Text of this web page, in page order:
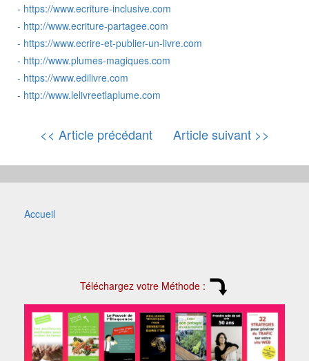
- https://www.ecriture-inclusive.com
- http://www.ecriture-partagee.com
- https://www.ecrire-et-publier-un-livre.com
- http://www.plumes-magiques.com
- https://www.edilivre.com
- http://www.lelivreetlaplume.com
<< Article précédant Article suivant >>
Accueil
Téléchargez votre Méthode :